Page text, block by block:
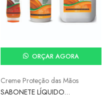
ORÇAR AGORA
Creme Proteção das Mãos
SABONETE LÍQUIDO